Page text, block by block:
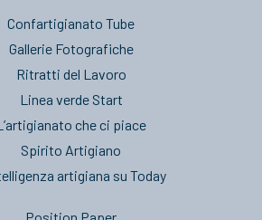
Confartigianato Tube
Gallerie Fotografiche
Ritratti del Lavoro
Linea verde Start
che ci piace
Spirito Artigiano
artigiana su Today